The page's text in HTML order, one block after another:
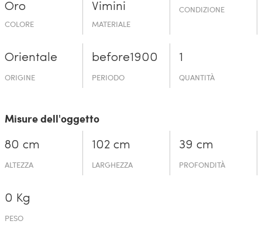
Oro
COLORE
Vimini
MATERIALE
CONDIZIONE
Orientale
ORIGINE
before19­00
PERIODO
1
QUANTITÀ
Misure dell'oggetto
80 cm
ALTEZZA
102 cm
LARGHEZZA
39 cm
PROFONDITÀ
0 Kg
PESO